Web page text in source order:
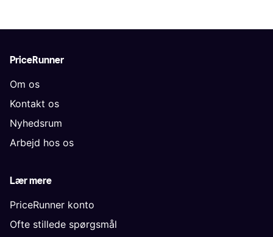
PriceRunner
Om os
Kontakt os
Nyhedsrum
Arbejd hos os
Lær mere
PriceRunner konto
Ofte stillede spørgsmål